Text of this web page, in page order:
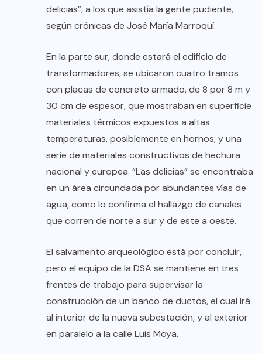
delicias”, a los que asistía la gente pudiente,
según crónicas de José María Marroquí.
En la parte sur, donde estará el edificio de
transformadores, se ubicaron cuatro tramos
con placas de concreto armado, de 8 por 8 m y
30 cm de espesor, que mostraban en superficie
materiales térmicos expuestos a altas
temperaturas, posiblemente en hornos; y una
serie de materiales constructivos de hechura
nacional y europea. “Las delicias” se encontraba
en un área circundada por abundantes vías de
agua, como lo confirma el hallazgo de canales
que corren de norte a sur y de este a oeste.
El salvamento arqueológico está por concluir,
pero el equipo de la DSA se mantiene en tres
frentes de trabajo para supervisar la
construcción de un banco de ductos, el cual irá
al interior de la nueva subestación, y al exterior
en paralelo a la calle Luis Moya.